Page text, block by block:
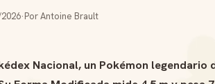
·Por Antoine Brault
Nacional, un Pokémon legendario